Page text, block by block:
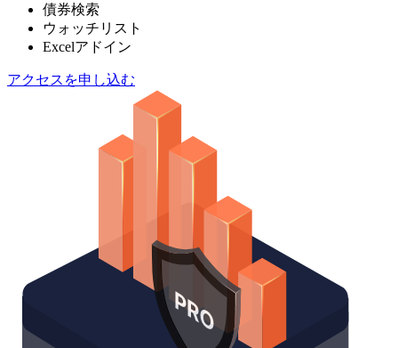
債券検索
ウォッチリスト
Excelアドイン
アクセスを申し込む